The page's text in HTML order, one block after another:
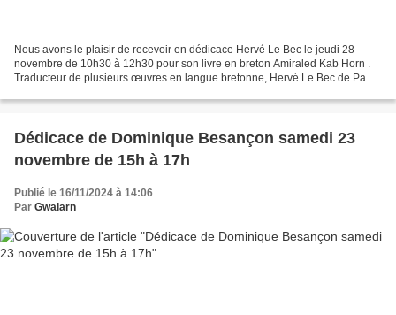
Nous avons le plaisir de recevoir en dédicace Hervé Le Bec le jeudi 28
novembre de 10h30 à 12h30 pour son livre en breton Amiraled Kab Horn .
Traducteur de plusieurs œuvres en langue bretonne, Hervé Le Bec de Pabu
Dédicace de Dominique Besançon samedi 23
novembre de 15h à 17h
Publié le 16/11/2024 à 14:06
Par Gwalarn